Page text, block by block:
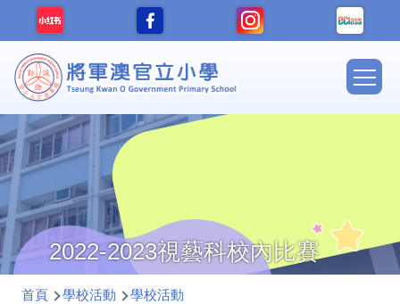
移至主內容
Main
2022-2023視藝科校內比賽
導
首頁 學校活動 學校活動